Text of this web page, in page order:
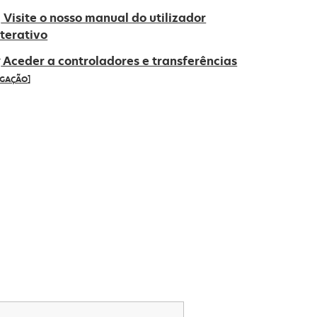
Visite o nosso manual do utilizador
Aceder a controladores e transferências